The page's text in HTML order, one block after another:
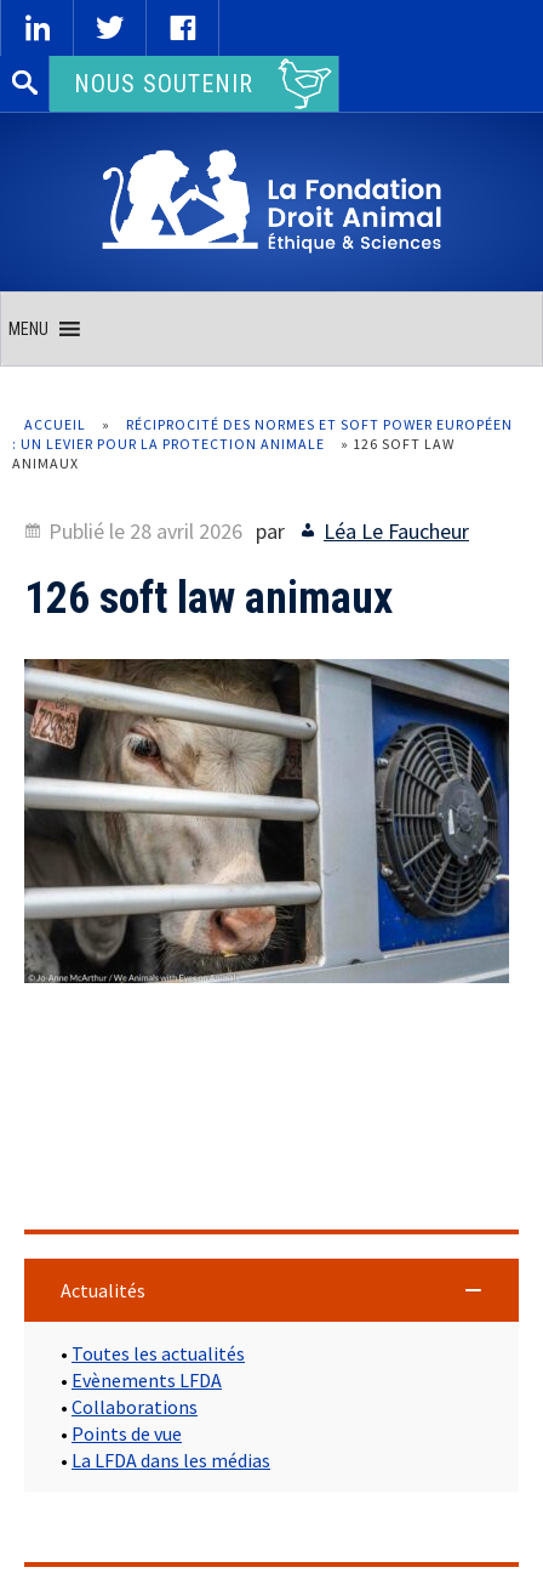
Rechercher :NOUS SOUTENIR
MENU
ACCUEIL »
RÉCIPROCITÉ DES NORMES ET SOFT POWER EUROPÉEN
: UN LEVIER POUR LA PROTECTION ANIMALE
» 126 SOFT LAW
ANIMAUX
Publié le 28 avril 2026 par Léa Le Faucheur
126 soft law animaux
Actualités
• Toutes les actualités
• Evènements LFDA
• Collaborations
• Points de vue
• La LFDA dans les médias